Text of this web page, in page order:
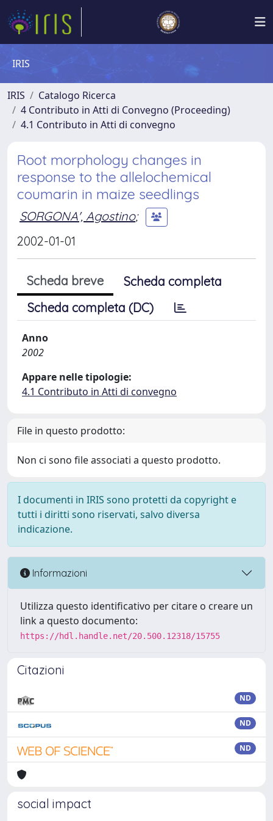
IRIS
IRIS
Catalogo Ricerca
4 Contributo in Atti di Convegno (Proceeding)
4.1 Contributo in Atti di convegno
Root morphology changes in
response to the allelochemical
coumarin in maize seedlings
SORGONA', Agostino;
2002-01-01
Scheda breve
Scheda completa
Scheda completa (DC)
Anno
2002
Appare nelle tipologie:
4.1 Contributo in Atti di convegno
File in questo prodotto:
Non ci sono file associati a questo prodotto.
I documenti in IRIS sono protetti da copyright e
tutti i diritti sono riservati, salvo diversa
indicazione.
Informazioni
Utilizza questo identificativo per citare o creare un
link a questo documento:
https://hdl.handle.net/20.500.12318/15755
Citazioni
ND
ND
ND
social impact